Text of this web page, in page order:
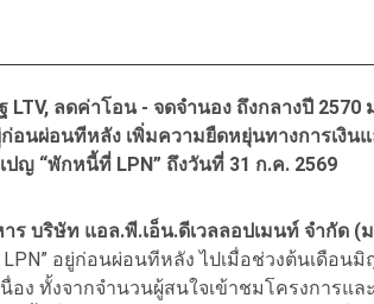
ลดค่าโอน - จดจำนอง ถึงกลางปี 2570
นผ่อนทีหลัง เพิ่มความยืดหยุ่นทางการเงิน
ญ “พักหนี้ที่ LPN” ถึงวันที่ 31 ก.ค. 2569
บริษัท แอล.พี.เอ็น.ดีเวลลอปเมนท์ จำกัด (
อยู่ก่อนผ่อนทีหลัง ไปเมื่อช่วงต้นเดือน
ง ทั้งจากจำนวนผู้สนใจเข้าชมโครงการแล